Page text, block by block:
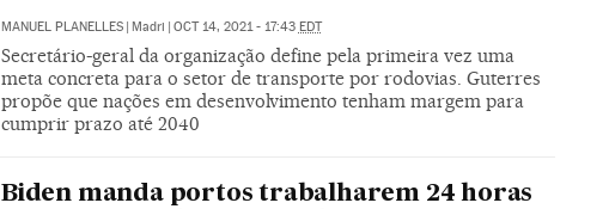
MANUEL PLANELLES Madri OCT 14, 2021 - 17:43 EDT
Secretário-geral da organização define pela primeira vez uma
meta concreta para o setor de transporte por rodovias. Guterres
propõe que nações em desenvolvimento tenham margem para
cumprir prazo até 2040
Biden manda portos trabalharem 24 horas